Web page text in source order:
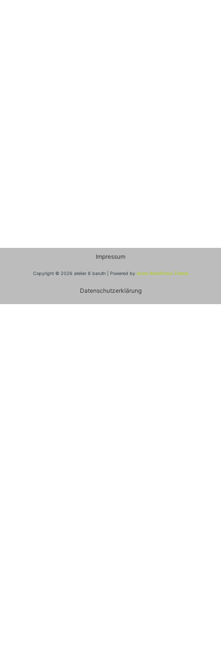
Impressum
Copyright © 2026 atelier 8 baruth | Powered by Astra-WordPress-Theme
Datenschutzerklärung